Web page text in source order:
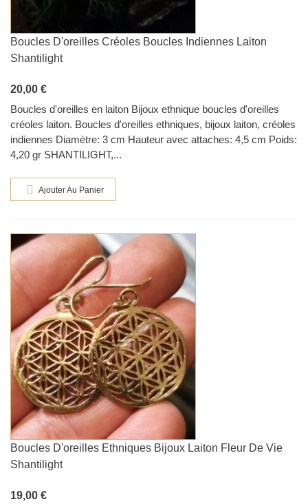
Boucles D'oreilles Créoles Boucles Indiennes Laiton
Shantilight
20,00 €
Boucles d'oreilles en laiton Bijoux ethnique boucles d'oreilles
créoles laiton. Boucles d'oreilles ethniques, bijoux laiton, créoles
indiennes Diamètre: 3 cm Hauteur avec attaches: 4,5 cm Poids:
4,20 gr SHANTILIGHT,...
Ajouter Au Panier
Boucles D'oreilles Ethniques Bijoux Laiton Fleur De Vie
Shantilight
19,00 €